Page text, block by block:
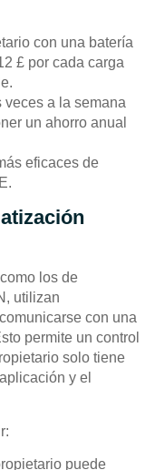
con una batería
£ por cada carga
veces a la semana
un ahorro anual
eficaces de
los de
utilizan
con una
permite un control
solo tiene
y el
puede